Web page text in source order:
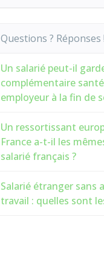
Questions ? Réponses !
Un salarié peut-il
complémentaire
employeur à la fin de
Un ressortissant
France a-t-il les
salarié français ?
Salarié étranger sans
travail : quelles sont